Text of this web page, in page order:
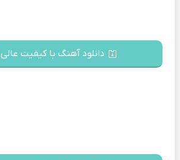
دانلود آهنگ با کیفیت عالی 320